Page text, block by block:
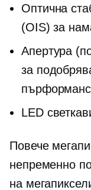
Оптична
(OIS) за
Апертура
за
пърформанс
LED
Повече
непременно
на